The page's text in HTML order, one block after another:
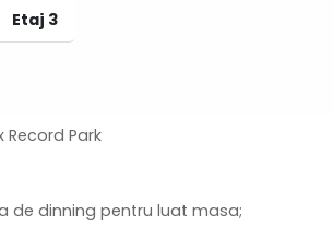
Etaj 3
Park
de dinning pentru luat masa;